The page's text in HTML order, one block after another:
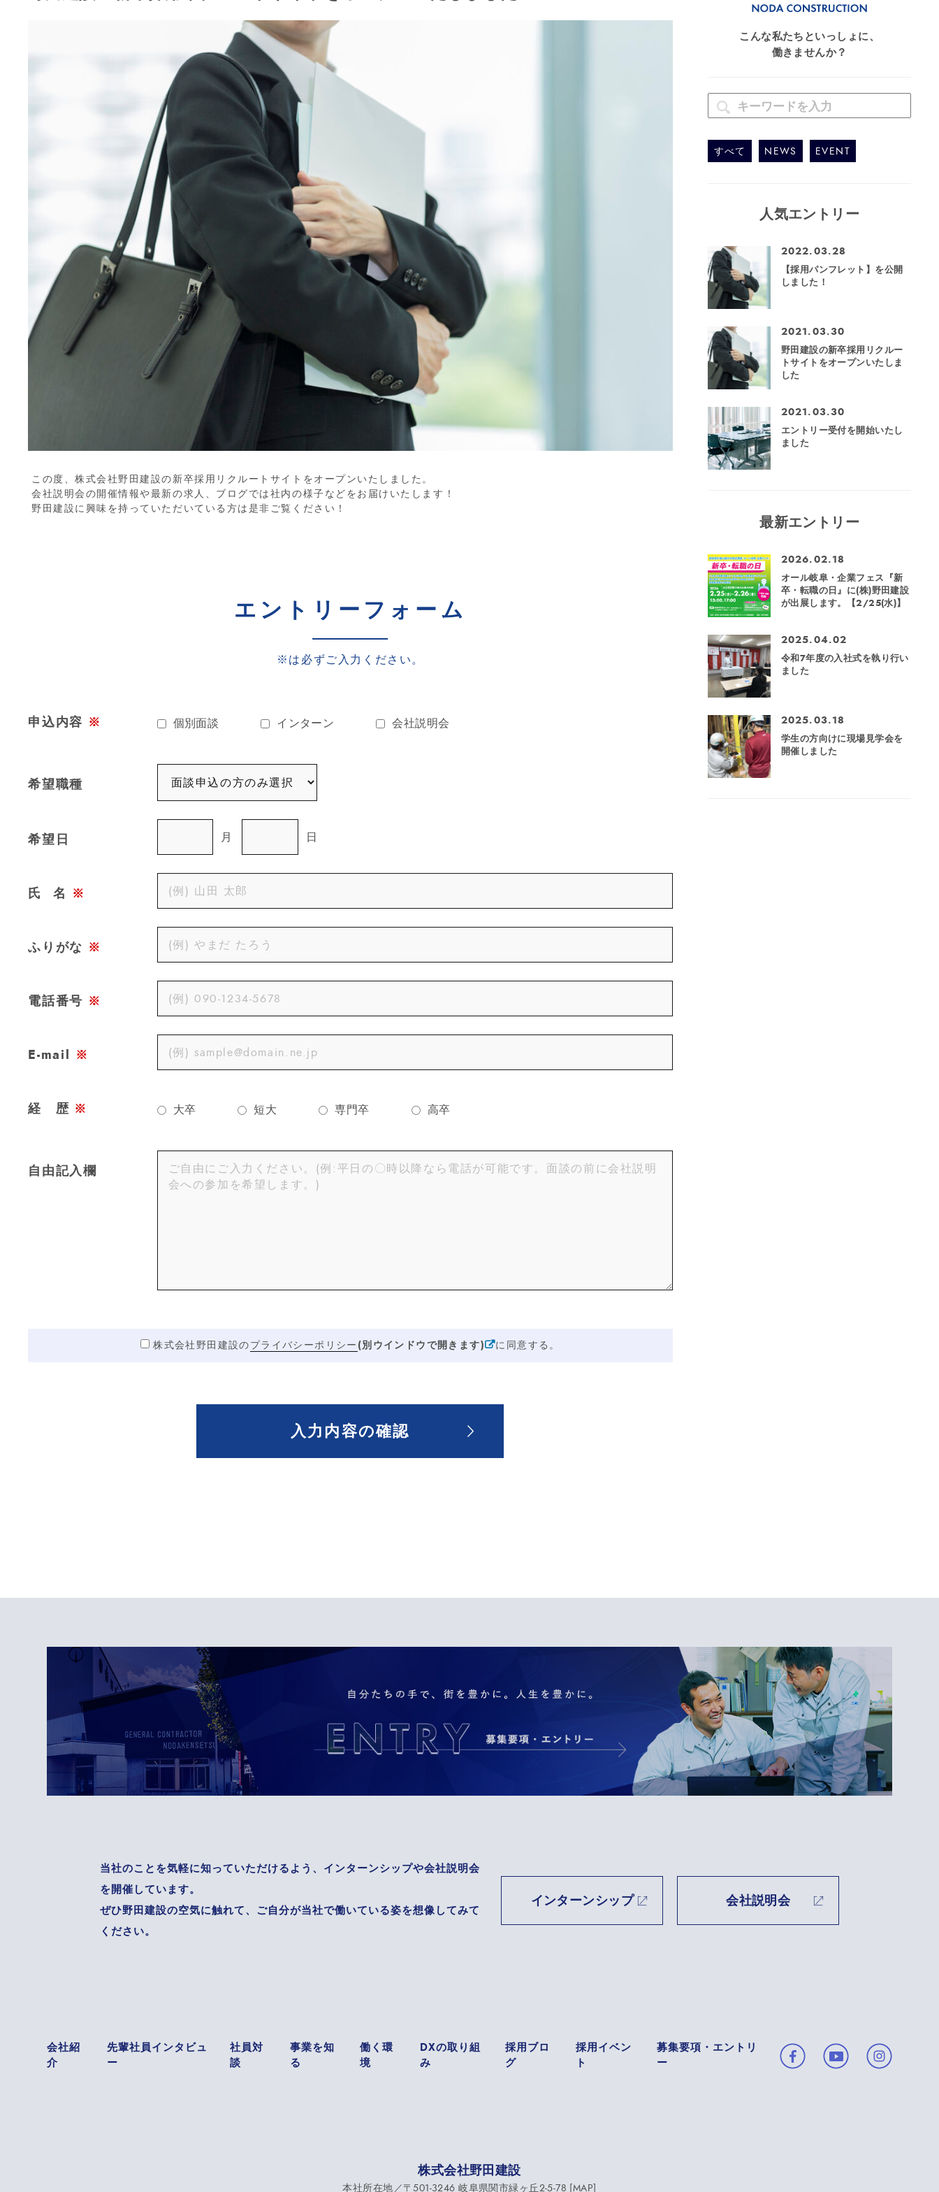
この度、株式会社野田建設の新卒採用リクルートサイトをオープンいたしました。
会社説明会の開催情報や最新の求人、ブログでは社内の様子などをお届けいたします！
野田建設に興味を持っていただいている方は是非ご覧ください！
エ ントリーフォーム
※は必ずご入力ください。
申込内容 ※ 個別面談 インターン 会社説明会
希望職種
希望日 月 日
氏名 ※
ふりがな ※
電話番号 ※
E-mail ※
経 歴 ※ 大卒 短大 専門卒 高卒
自由記入欄
株式会社野田建設のプライバシーポリシー (別ウインドウで開きます) に同意する。
こんな私たちといっしょに、
働きませんか？
すべて NEWS EVENT
人気エントリー
2022.03.28
【採用パンフレット】を公開
しました！
2021.03.30
野田建設の新卒採用リクルー
トサイトをオープンいたしま
した
2021.03.30
エントリー受付を開始いたし
ました
最新エントリー
2026.02.18
オール岐阜・企業フェス『新
卒・転職の日』に(株)野田建設
が出展します。【2/25(水)】
2025.04.02
令和7年度の入社式を執り行い
ました
2025.03.18
学生の方向けに現場見学会を
開催しました
当社のことを気軽に知っていただけるよう、インターンシップや会社説明会
を開催しています。
ぜひ野田建設の空気に触れて、ご自分が当社で働いている姿を想像してみて
ください。
インターンシップ 会社説明会
会社紹
介
先輩社員インタビュ
ー
社員対
談
事業を知
る
働く環
境
DXの取り組
み
採用ブロ
グ
採用イベン
ト
募集要項・エントリ
ー
株式会社野田建設
本社所在地／〒501-3246 岐阜県関市緑ヶ丘2-5-78 [MAP]